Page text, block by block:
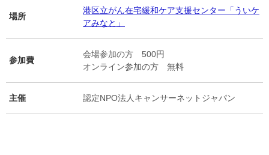
場所
港区立がん在宅緩和ケア支援センター「ういケ
アみなと」
参加費
会場参加の方 500円
オンライン参加の方 無料
主催 認定NPO法人キャンサーネットジャパン